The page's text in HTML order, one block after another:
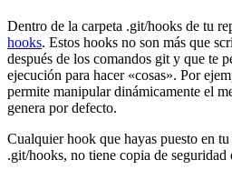
Dentro de la carpeta .git/hooks de tu
hooks. Estos hooks no son más que
después de los comandos git y que te
ejecución para hacer «cosas». Por
permite manipular dinámicamente el
genera por defecto.
Cualquier hook que hayas puesto en
.git/hooks, no tiene copia de seguridad